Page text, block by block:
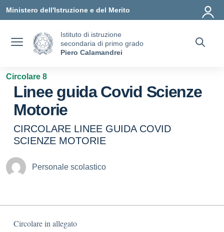
Ministero dell'Istruzione e del Merito
Istituto di istruzione
secondaria di primo grado
Piero Calamandrei
Circolare 8
Linee guida Covid Scienze
Motorie
CIRCOLARE LINEE GUIDA COVID
SCIENZE MOTORIE
Personale scolastico
Circolare in allegato